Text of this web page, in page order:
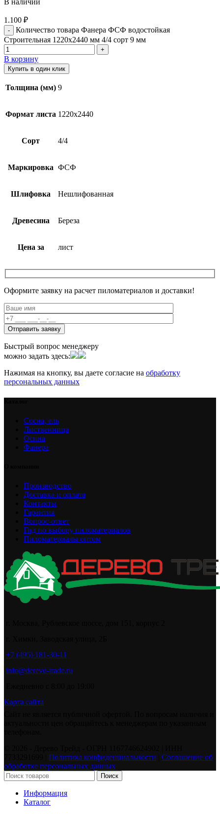
1.100 ₽
Количество товара Фанера ФСФ водостойкая
Строительная 1220х2440 мм 4/4 сорт 9 мм
В корзину
Купить в один клик
Толщина (мм) 9
Формат листа 1220х2440
Сорт 4/4
Маркировка ФСФ
Шлифовка Нешлифованная
Древесина Береза
Цена за лист
Оформите заявку на расчет пиломатериалов и доставки!
Быстрый вопрос менеджеру
можно задать здесь:
Нажимая на кнопку, вы даете согласие на обработку
персональных данных
Сосна, ель
Лиственница
Осина
Фанера
Производство
Доставка и оплата
Контакты
Гарантия
Вопрос-ответ
Гид по выбору пиломатериалов
Пиломатериалы оптом
+7 (495) 181-30-11
info@derevo-trade.ru
Карта сайта
Политика конфиденциальности
Соглашение об
обработке персональных данных
Поиск
Информация
Каталог